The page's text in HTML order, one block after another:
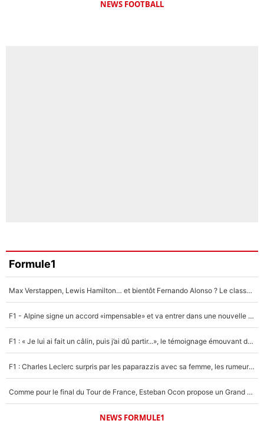
NEWS FOOTBALL
Formule1
Max Verstappen, Lewis Hamilton… et bientôt Fernando Alonso ? Le classement des pilotes les mieux payés en Formule 1 risque de changer !
F1 - Alpine signe un accord «impensable» et va entrer dans une nouvelle dimension : Grande nouvelle pour Pierre Gasly !
F1 : « Je lui ai fait un câlin, puis j’ai dû partir...», le témoignage émouvant de Max Verstappen sur sa fille
F1 : Charles Leclerc surpris par les paparazzis avec sa femme, les rumeurs étaient vraies !
Comme pour le final du Tour de France, Esteban Ocon propose un Grand Prix de Formule 1 à Paris : «Autour de l’Arc de Triomphe, ce serait génial» !
NEWS FORMULE1